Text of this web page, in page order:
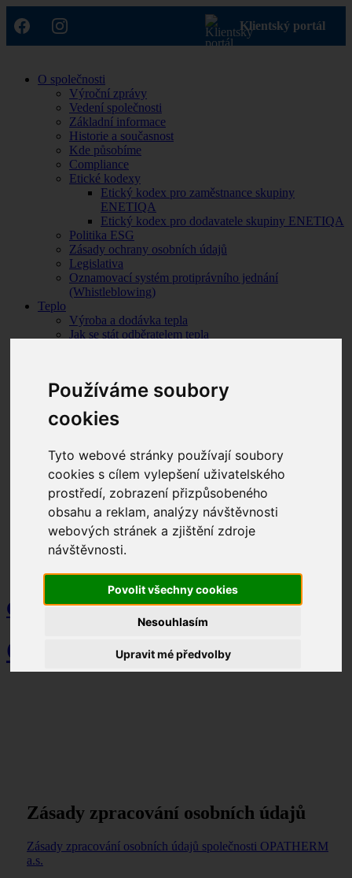
Používáme soubory
cookies
Tyto webové stránky používají soubory
cookies s cílem vylepšení uživatelského
prostředí, zobrazení přizpůsobeného
obsahu a reklam, analýzy návštěvnosti
webových stránek a zjištění zdroje
návštěvnosti.
Povolit všechny cookies
Nesouhlasím
Upravit mé předvolby
Klientský portál
O společnosti
Výroční zprávy
Vedení společnosti
Základní informace
Historie a současnost
Kde působíme
Compliance
Etické kodexy
Etický kodex pro zaměstnance skupiny
ENETIQA
Etický kodex pro dodavatele skupiny ENETIQA
Politika ESG
Zásady ochrany osobních údajů
Legislativa
Oznamovací systém protiprávního jednání
(Whistleblowing)
Teplo
Výroba a dodávka tepla
Jak se stát odběratelem tepla
Ceník tepelné energie na rok 2024
Ceník tepelné energie na rok 2025
Elektřina
Smluvní dokumentace
Ceník elektrické energie na rok 2026
Cena elektrické energie na rok 2025
Cena elektrické energie na rok 2024
Časté otázky
Lokální distribuční soustava
Pomáháme
Kontakt
Kontaktní osoby
Člen skupiny ENETIQA
OPATHERM a.s.
Zásady zpracování osobních údajů
Zásady zpracování osobních údajů společnosti OPATHERM
a.s.